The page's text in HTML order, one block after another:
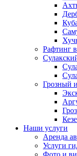
Рафтинг
Грозный
Наши услуги
Аренда
Услуги
Фото и